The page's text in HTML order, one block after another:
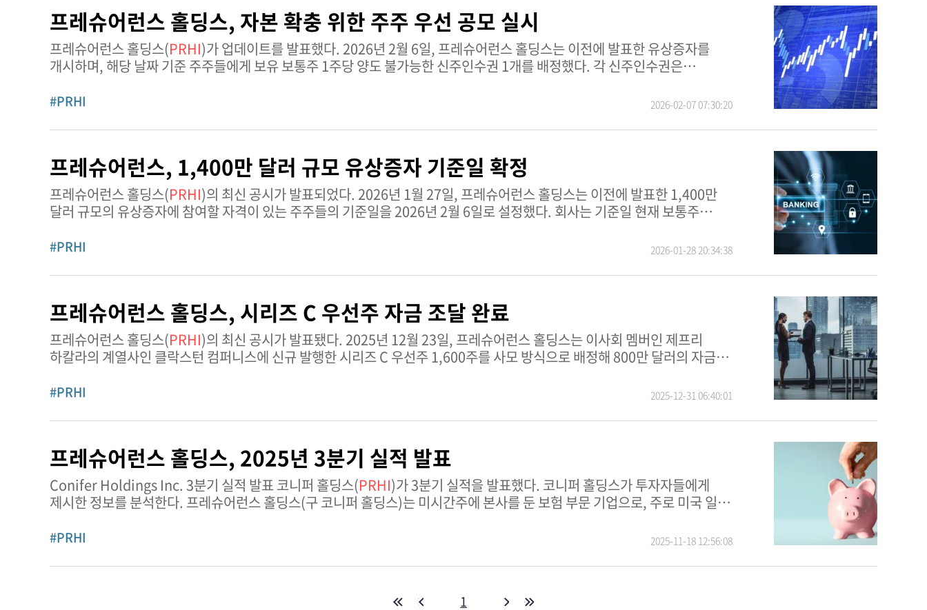
프레슈어런스 홀딩스, 자본 확충 위한 주주 우선 공모 실시
프레슈어런스 홀딩스(PRHI)가 업데이트를 발표했다. 2026년 2월 6일, 프레슈어런스 홀딩스는 이전에 발표한 유상증자를
개시하며, 해당 날짜 기준 주주들에게 보유 보통주 1주당 양도 불가능한 신주인수권 1개를 배정했다. 각 신주인수권은
#PRHI 2026-02-07 07:30:20
프레슈어런스, 1,400만 달러 규모 유상증자 기준일 확정
프레슈어런스 홀딩스(PRHI)의 최신 공시가 발표되었다. 2026년 1월 27일, 프레슈어런스 홀딩스는 이전에 발표한 1,400만
달러 규모의 유상증자에 참여할 자격이 있는 주주들의 기준일을 2026년 2월 6일로 설정했다. 회사는 기준일 현재 보통주
#PRHI 2026-01-28 20:34:38
프레슈어런스 홀딩스, 시리즈 C 우선주 자금 조달 완료
프레슈어런스 홀딩스(PRHI)의 최신 공시가 발표됐다. 2025년 12월 23일, 프레슈어런스 홀딩스는 이사회 멤버인 제프리
하칼라의 계열사인 클락스턴 컴퍼니스에 신규 발행한 시리즈 C 우선주 1,600주를 사모 방식으로 배정해 800만 달러의 자금을
#PRHI 2025-12-31 06:40:01
프레슈어런스 홀딩스, 2025년 3분기 실적 발표
Conifer Holdings Inc. 3분기 실적 발표 코니퍼 홀딩스(PRHI)가 3분기 실적을 발표했다. 코니퍼 홀딩스가 투자자들에게
제시한 정보를 분석한다. 프레슈어런스 홀딩스(구 코니퍼 홀딩스)는 미시간주에 본사를 둔 보험 부문 기업으로, 주로 미국 일부
#PRHI 2025-11-18 12:56:08
1